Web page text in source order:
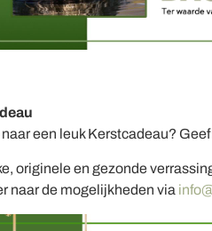
een leuk Kerstcadeau?
originele en gezonde
naar de mogelijkheden via